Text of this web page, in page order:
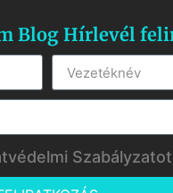
Blog Hírlevél
Szabályzatot